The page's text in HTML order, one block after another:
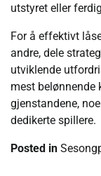
utstyret eller
For å effektivt
andre, dele
utviklende
mest belønnende
gjenstandene,
dedikerte spillere.
Posted in